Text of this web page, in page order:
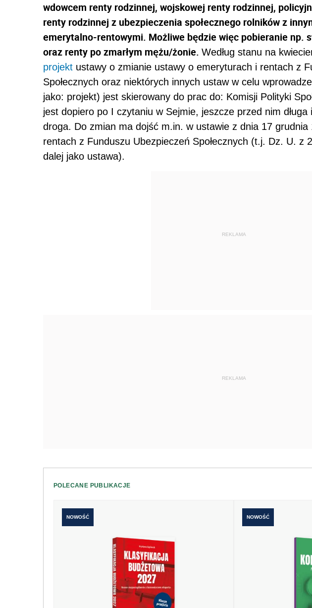
wdowcem renty rodzinnej, wojskowej renty rodzinnej,
renty rodzinnej z ubezpieczenia społecznego rolników z
emerytalno-rentowymi. Możliwe będzie więc pobieranie np.
oraz renty po zmarłym mężu/żonie. Według stanu na
projekt ustawy o zmianie ustawy o emeryturach i rentach z
Społecznych oraz niektórych innych ustaw w celu
jako: projekt) jest skierowany do prac do: Komisji Polityki
jest dopiero po I czytaniu w Sejmie, jeszcze przed nim
droga. Do zmian ma dojść m.in. w ustawie z dnia 17
rentach z Funduszu Ubezpieczeń Społecznych (t.j. Dz. U. z
dalej jako ustawa).
REKLAMA
REKLAMA
POLECANE PUBLIKACJE
NOWOŚĆ NOWOŚĆ